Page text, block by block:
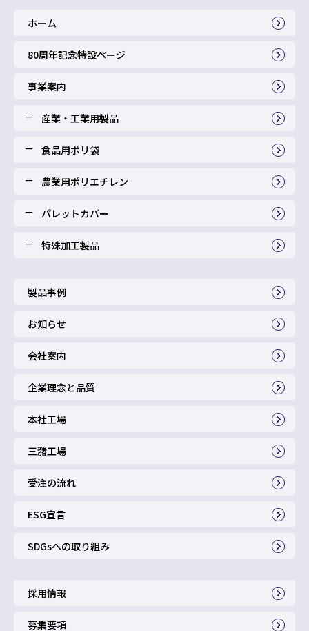
ホーム
80周年記念特設ページ
事業案内
産業・工業用製品
食品用ポリ袋
農業用ポリエチレン
パレットカバー
特殊加工製品
製品事例
お知らせ
会社案内
企業理念と品質
本社工場
三潴工場
受注の流れ
ESG宣言
SDGsへの取り組み
採用情報
募集要項